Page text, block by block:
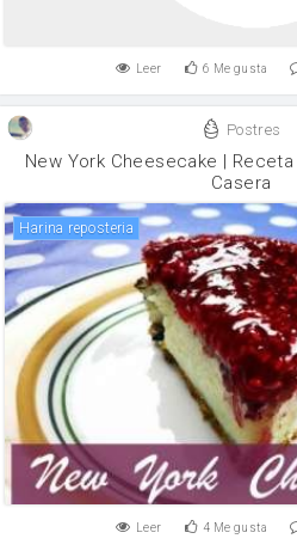
Leer 6 Me gusta
Postres
New York Cheesecake |
Casera
harina reposteria
Leer 4 Me gusta